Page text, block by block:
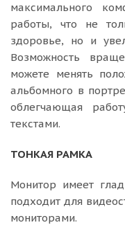
максимального
работы, что не
здоровье, но и
Возможность
можете менять
альбомного в
облегчающая
текстами.
ТОНКАЯ РАМКА
Монитор имеет
подходит для
мониторами.